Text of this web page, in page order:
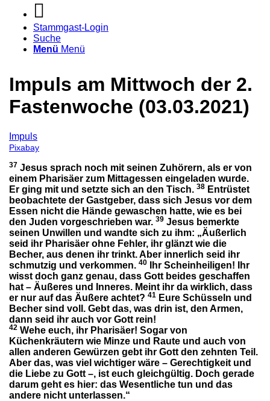
Stammgast-Login
Suche
Menü Menü
Impuls am Mittwoch der 2.
Fastenwoche (03.03.2021)
Impuls
Pixabay
37 Jesus sprach noch mit seinen Zuhörern, als er von
einem Pharisäer zum Mittagessen eingeladen wurde.
Er ging mit und setzte sich an den Tisch. 38 Entrüstet
beobachtete der Gastgeber, dass sich Jesus vor dem
Essen nicht die Hände gewaschen hatte, wie es bei
den Juden vorgeschrieben war. 39 Jesus bemerkte
seinen Unwillen und wandte sich zu ihm: „Äußerlich
seid ihr Pharisäer ohne Fehler, ihr glänzt wie die
Becher, aus denen ihr trinkt. Aber innerlich seid ihr
schmutzig und verkommen. 40
Ihr Scheinheiligen! Ihr
wisst doch ganz genau, dass Gott beides geschaffen
hat – Äußeres und Inneres. Meint ihr da wirklich, dass
er nur auf das Äußere achtet? 41 Eure Schüsseln und
Becher sind voll. Gebt das, was drin ist, den Armen,
dann seid ihr auch vor Gott rein!
42 Wehe euch, ihr Pharisäer! Sogar von
Küchenkräutern wie Minze und Raute und auch von
allen anderen Gewürzen gebt ihr Gott den zehnten Teil.
Aber das, was viel wichtiger wäre – Gerechtigkeit und
die Liebe zu Gott –, ist euch gleichgültig. Doch gerade
darum geht es hier: das Wesentliche tun und das
andere nicht unterlassen.“